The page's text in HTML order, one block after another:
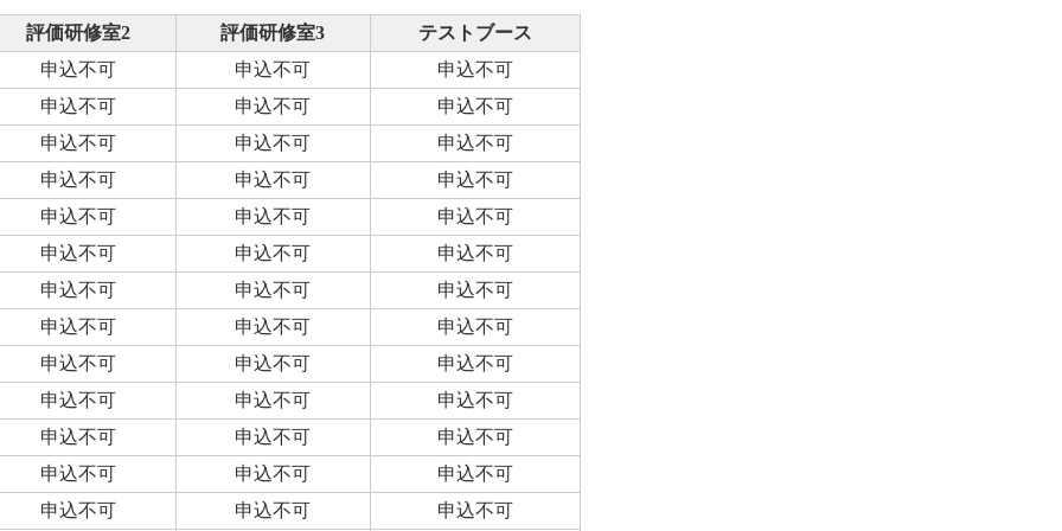
評価研修室2 評価研修室3
テストブース
申込不可
申込不可
申込不可
申込不可
申込不可
申込不可
申込不可
申込不可
申込不可
申込不可
申込不可
申込不可
申込不可
申込不可
申込不可
申込不可
申込不可
申込不可
申込不可
申込不可
申込不可
申込不可
申込不可
申込不可
申込不可
申込不可
申込不可
申込不可
申込不可
申込不可
申込不可
申込不可
申込不可
申込不可
申込不可
申込不可
申込不可
申込不可 申込不可